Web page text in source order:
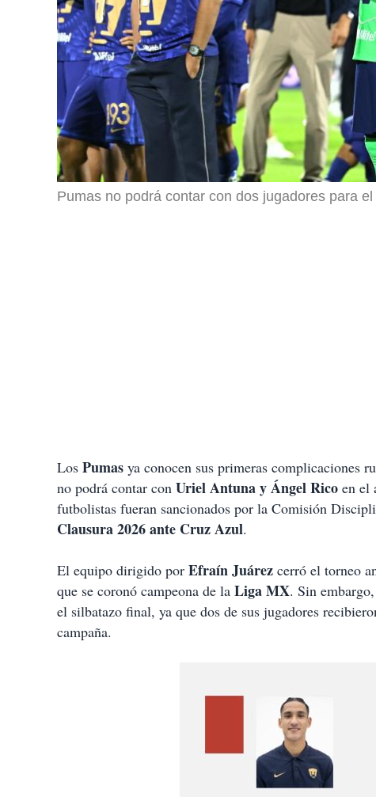
Pumas no podrá contar con dos jugadores para
Los Pumas ya conocen sus primeras complicaciones
no podrá contar con Uriel Antuna y Ángel Rico en el
futbolistas fueran sancionados por la Comisión
Clausura 2026 ante Cruz Azul.
El equipo dirigido por Efraín Juárez cerró el torneo
que se coronó campeona de la Liga MX. Sin
el silbatazo final, ya que dos de sus jugadores
campaña.